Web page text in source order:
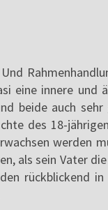
eine innere und
beide auch
des 18-
werden
als sein Vater
rückblickend